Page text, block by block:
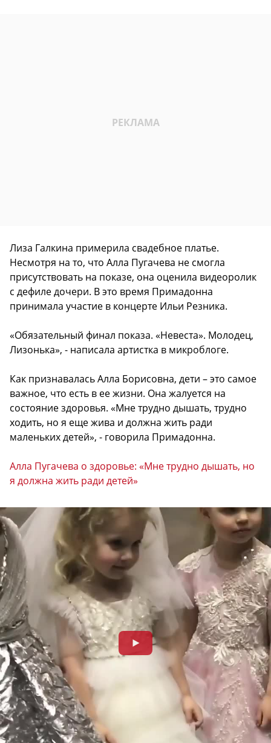
Лиза Галкина примерила свадебное платье.
Несмотря на то, что Алла Пугачева не смогла
присутствовать на показе, она оценила видеоролик
с дефиле дочери. В это время Примадонна
принимала участие в концерте Ильи Резника.
«Обязательный финал показа. «Невеста». Молодец,
Лизонька», - написала артистка в микроблоге.
Как признавалась Алла Борисовна, дети – это самое
важное, что есть в ее жизни. Она жалуется на
состояние здоровья. «Мне трудно дышать, трудно
ходить, но я еще жива и должна жить ради
маленьких детей», - говорила Примадонна.
Алла Пугачева о здоровье: «Мне трудно дышать, но
я должна жить ради детей»